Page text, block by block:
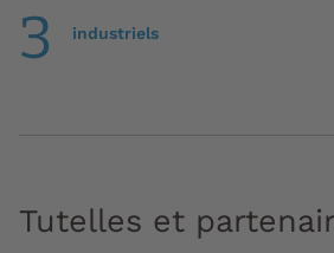
3 industriels
Tutelles et